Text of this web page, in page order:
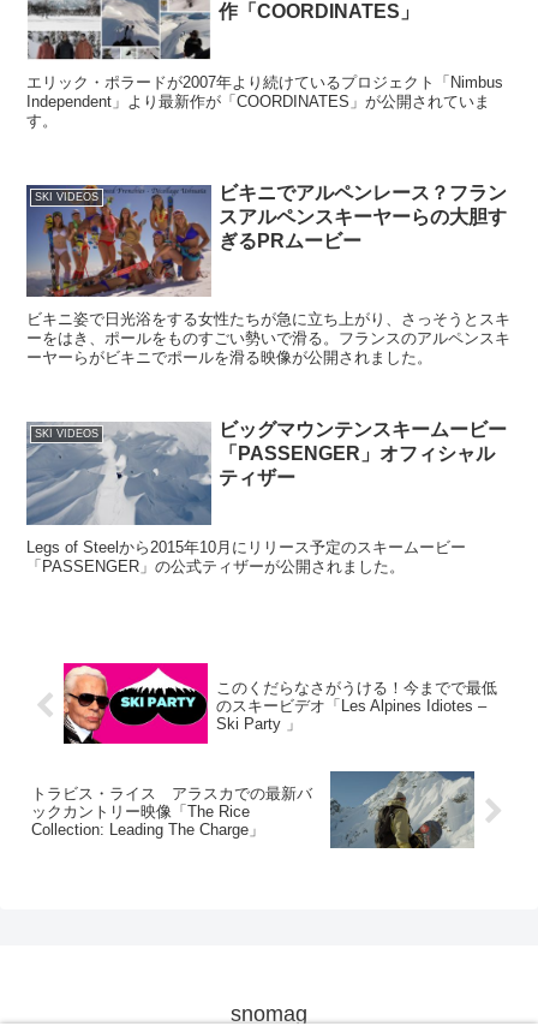
作「COORDINATES」
エリック・ポラードが2007年より続けているプロジェクト「Nimbus
Independent」より最新作が「COORDINATES」が公開されていま
す。
SKI VIDEOS
ビキニでアルペンレース？フラン
スアルペンスキーヤーらの大胆す
ぎるPRムービー
ビキニ姿で日光浴をする女性たちが急に立ち上がり、さっそうとスキ
ーをはき、ポールをものすごい勢いで滑る。フランスのアルペンスキ
ーヤーらがビキニでポールを滑る映像が公開されました。
SKI VIDEOS
ビッグマウンテンスキームービー
「PASSENGER」オフィシャル
ティザー
Legs of Steelから2015年10月にリリース予定のスキームービー
「PASSENGER」の公式ティザーが公開されました。
このくだらなさがうける！今までで最低
のスキービデオ「Les Alpines Idiotes –
Ski Party 」
トラビス・ライス アラスカでの最新バ
ックカントリー映像「The Rice
Collection: Leading The Charge」
snomag